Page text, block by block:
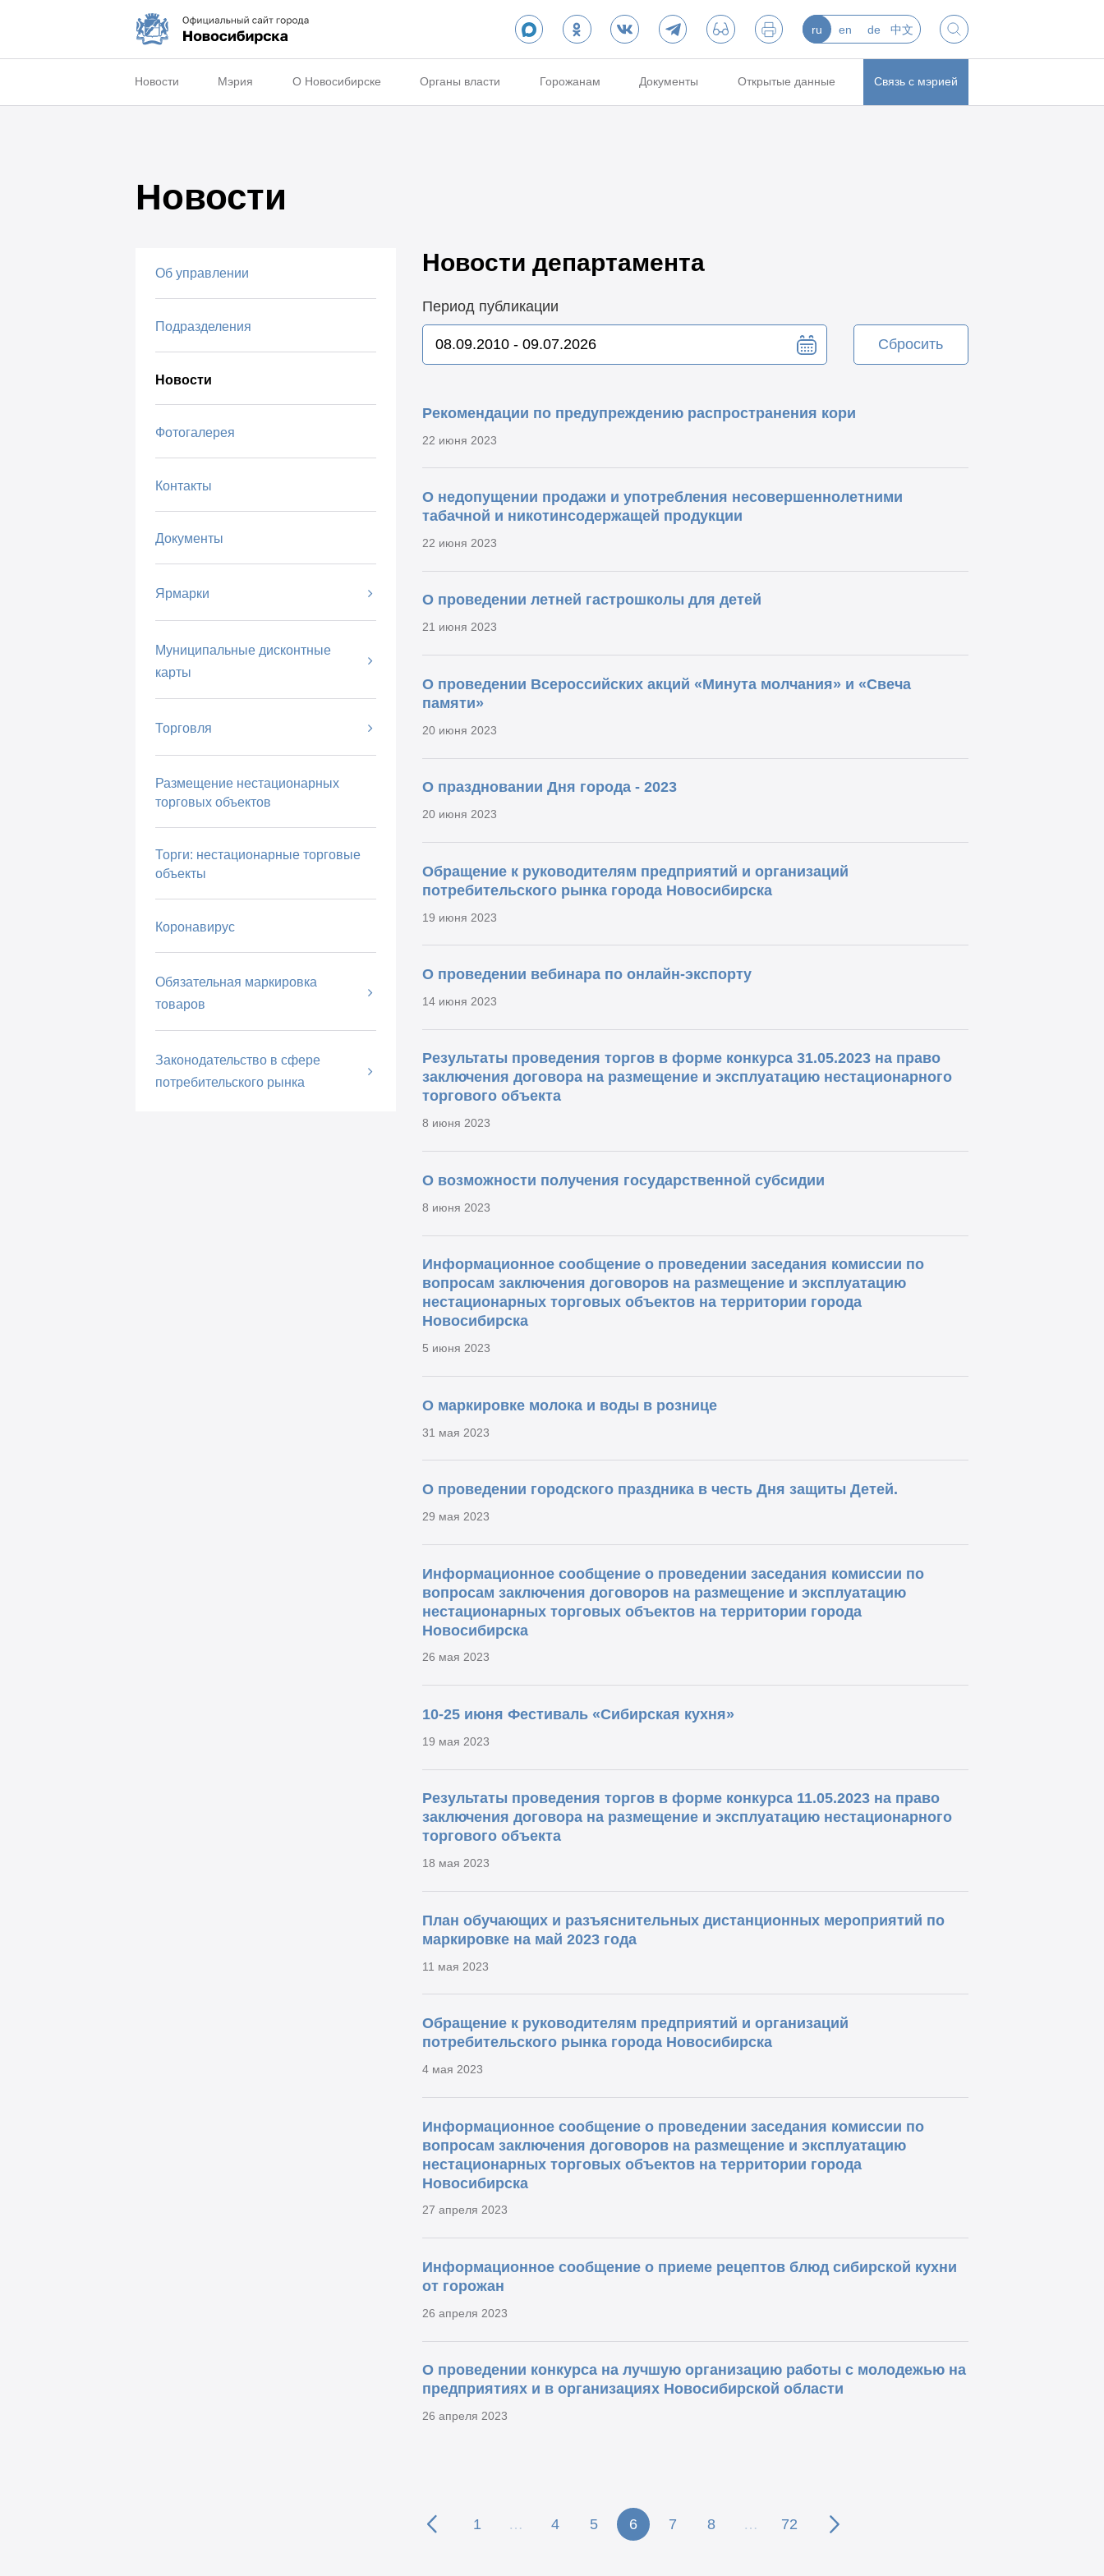
ru en de 中文
Новости Мэрия О Новосибирске Органы власти Горожанам Документы Открытые данные Связь с мэрией
Новости
Об управлении
Подразделения
Новости
Фотогалерея
Контакты
Документы
Ярмарки
Муниципальные дисконтные
карты
Торговля
Размещение нестационарных
торговых объектов
Торги: нестационарные торговые
объекты
Коронавирус
Обязательная маркировка
товаров
Законодательство в сфере
потребительского рынка
Новости департамента
Период публикации
Сбросить
Рекомендации по предупреждению распространения кори
22 июня 2023
О недопущении продажи и употребления несовершеннолетними
табачной и никотинсодержащей продукции
22 июня 2023
О проведении летней гастрошколы для детей
21 июня 2023
О проведении Всероссийских акций «Минута молчания» и «Свеча
памяти»
20 июня 2023
О праздновании Дня города - 2023
20 июня 2023
Обращение к руководителям предприятий и организаций
потребительского рынка города Новосибирска
19 июня 2023
О проведении вебинара по онлайн-экспорту
14 июня 2023
Результаты проведения торгов в форме конкурса 31.05.2023 на право
заключения договора на размещение и эксплуатацию нестационарного
торгового объекта
8 июня 2023
О возможности получения государственной субсидии
8 июня 2023
Информационное сообщение о проведении заседания комиссии по
вопросам заключения договоров на размещение и эксплуатацию
нестационарных торговых объектов на территории города
Новосибирска
5 июня 2023
О маркировке молока и воды в рознице
31 мая 2023
О проведении городского праздника в честь Дня защиты Детей.
29 мая 2023
Информационное сообщение о проведении заседания комиссии по
вопросам заключения договоров на размещение и эксплуатацию
нестационарных торговых объектов на территории города
Новосибирска
26 мая 2023
10-25 июня Фестиваль «Сибирская кухня»
19 мая 2023
Результаты проведения торгов в форме конкурса 11.05.2023 на право
заключения договора на размещение и эксплуатацию нестационарного
торгового объекта
18 мая 2023
План обучающих и разъяснительных дистанционных мероприятий по
маркировке на май 2023 года
11 мая 2023
Обращение к руководителям предприятий и организаций
потребительского рынка города Новосибирска
4 мая 2023
Информационное сообщение о проведении заседания комиссии по
вопросам заключения договоров на размещение и эксплуатацию
нестационарных торговых объектов на территории города
Новосибирска
27 апреля 2023
Информационное сообщение о приеме рецептов блюд сибирской кухни
от горожан
26 апреля 2023
О проведении конкурса на лучшую организацию работы с молодежью на
предприятиях и в организациях Новосибирской области
26 апреля 2023
1 … 4 5 6 7 8 … 72